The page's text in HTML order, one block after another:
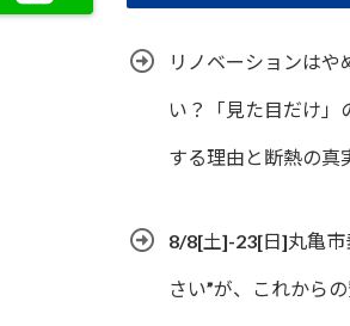
リノベーションはや
い？「見た目だけ」
する理由と断熱の真
8/8[土]-23[日]丸亀市
さい”が、これから